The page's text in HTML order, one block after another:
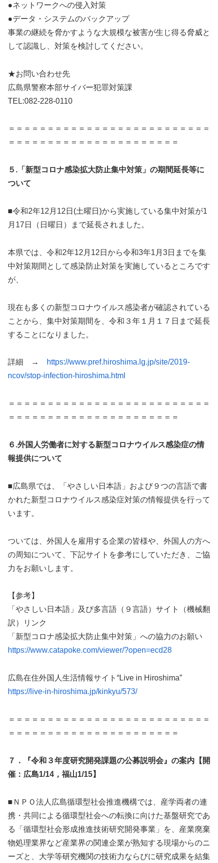
●ネットワークへの侵入対策
●データ・システムのバックアップ
事業の継続を脅かすような大規模な被害が生じ得る脅威と
して認識し、対策を検討してください。
★お問い合わせ先
広島県警察本部サイバー犯罪対策課
TEL:082-228-0110
＝＝＝＝＝＝＝＝＝＝＝＝＝＝＝＝＝＝＝＝＝＝＝＝＝＝
＝＝＝＝＝＝＝＝＝＝＝＝＝＝＝＝＝＝＝＝＝＝
５.「新型コロナ感染拡大防止集中対策」の期間延長等に
ついて
■令和2年12月12日(土曜日)から実施している集中対策が1
月17日（日曜日）まで延長されました。
本県では、令和2年12月12日から令和3年1月3日までを集
中対策期間として感染防止対策を実施しているところです
が、
現在も多くの新型コロナウイルス感染者が確認されている
ことから、集中対策期間を、令和３年１月１７日まで延長
することになりました。
詳細 →
https://www.pref.hiroshima.lg.jp/site/2019-
ncov/stop-infection-hiroshima.html
＝＝＝＝＝＝＝＝＝＝＝＝＝＝＝＝＝＝＝＝＝＝＝＝＝＝
＝＝＝＝＝＝＝＝＝＝＝＝＝＝＝＝＝＝＝＝＝＝
６.外国人労働者に対する新型コロナウイルス感染症の情
報提供について
■広島県では、「やさしい日本語」および９つの言語で書
かれた新型コロナウイルス感染症対策の情報提供を行って
います。
ついては、外国人を雇用する企業の皆様や、外国人の方へ
の周知について、下記サイトを参考にしていただき、ご協
力をお願いします。
【参考】
「やさしい日本語」及び多言語（９言語）サイト（機械翻
訳）リンク
「新型コロナ感染拡大防止集中対策」への協力のお願い
https://www.catapoke.com/viewer/?open=ecd28
広島在住外国人生活情報サイト“Live in Hiroshima”
https://live-in-hiroshima.jp/kinkyu/573/
＝＝＝＝＝＝＝＝＝＝＝＝＝＝＝＝＝＝＝＝＝＝＝＝＝＝
＝＝＝＝＝＝＝＝＝＝＝＝＝＝＝＝＝＝＝＝＝＝
７．『令和３年度研究開発課題の公募説明会』の案内【開
催：広島1/14，福山1/15】
■ＮＰＯ法人広島循環型社会推進機構では、産学両者の連
携・共同による循環型社会への転換に向けた基盤研究であ
る「循環型社会形成推進技術研究開発事業」を、産業廃棄
物処理業界など産業界の関連企業が熟知する現場からのニ
ーズと、大学等研究機関の技術力ならびに研究成果を結集